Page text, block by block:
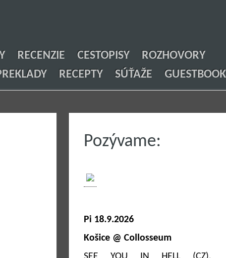
RECENZIE CESTOPISY
ROZHOVORY
RECEPTY SÚŤAŽE GUESTBOOK
Pozývame:
Pi 18.9.2026
Košice @ Collosseum